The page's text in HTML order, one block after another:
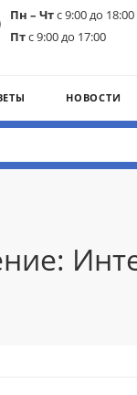
Пн – Чтс 9:00 до 18:00
Птс 9:00 до 17:00
НОВОСТИ